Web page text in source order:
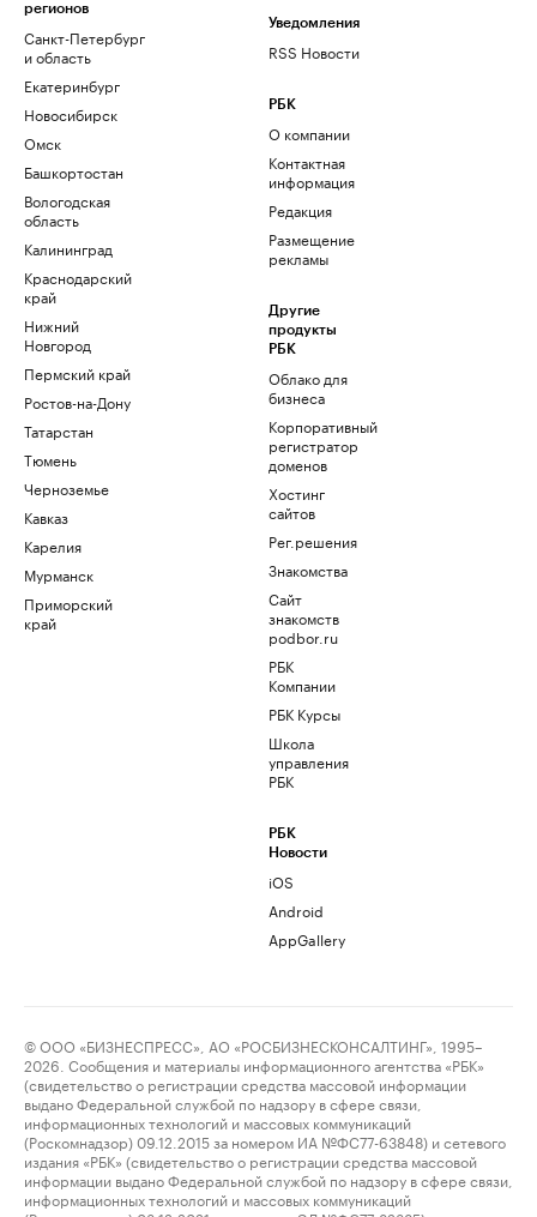
регионов
Санкт-Петербург
и область
Екатеринбург
Новосибирск
Омск
Башкортостан
Вологодская
область
Калининград
Краснодарский
край
Нижний
Новгород
Пермский край
Ростов-на-Дону
Татарстан
Тюмень
Черноземье
Кавказ
Карелия
Мурманск
Приморский
край
Уведомления
RSS Новости
РБК
О компании
Контактная
информация
Редакция
Размещение
рекламы
Другие
продукты
РБК
Облако для
бизнеса
Корпоративный
регистратор
доменов
Хостинг
сайтов
Рег.решения
Знакомства
Сайт
знакомств
podbor.ru
РБК
Компании
РБК Курсы
Школа
управления
РБК
РБК
Новости
iOS
Android
AppGallery
© ООО «БИЗНЕСПРЕСС», АО «РОСБИЗНЕСКОНСАЛТИНГ», 1995–
2026. Сообщения и материалы информационного агентства «РБК»
(свидетельство о регистрации средства массовой информации
выдано Федеральной службой по надзору в сфере связи,
информационных технологий и массовых коммуникаций
(Роскомнадзор) 09.12.2015 за номером ИА №ФС77-63848) и сетевого
издания «РБК» (свидетельство о регистрации средства массовой
информации выдано Федеральной службой по надзору в сфере связи,
информационных технологий и массовых коммуникаций